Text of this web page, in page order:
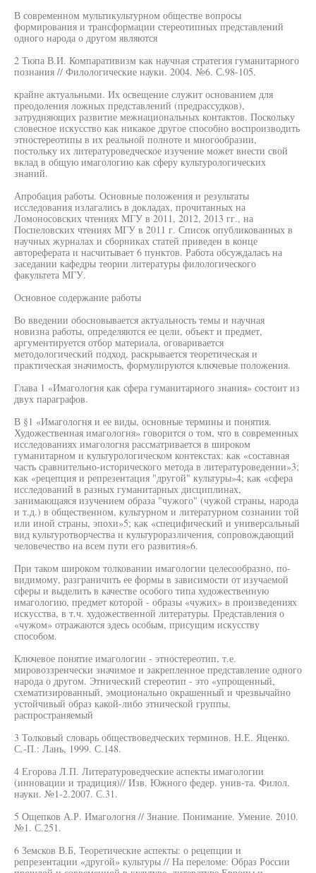
В современном мультикультурном обществе вопросы
формирования и трансформации стереотипных представлений
одного народа о другом являются
2 Тюпа В.И. Компаративизм как научная стратегия гуманитарного
познания // Филологические науки. 2004. №6. С.98-105.
крайне актуальными. Их освещение служит основанием для
преодоления ложных представлений (предрассудков),
затрудняющих развитие межнациональных контактов. Поскольку
словесное искусство как никакое другое способно воспроизводить
этностереотипы в их реальной полноте и многообразии,
постольку их литературоведческое изучение может внести свой
вклад в общую имагологию как сферу культурологических
знаний.
Апробация работы. Основные положения и результаты
исследования излагались в докладах, прочитанных на
Ломоносовских чтениях МГУ в 2011, 2012, 2013 гг., на
Поспеловских чтениях МГУ в 2011 г. Список опубликованных в
научных журналах и сборниках статей приведен в конце
автореферата и насчитывает 6 пунктов. Работа обсуждалась на
заседании кафедры теории литературы филологического
факультета МГУ.
Основное содержание работы
Во введении обосновывается актуальность темы и научная
новизна работы, определяются ее цели, объект и предмет,
аргументируется отбор материала, оговаривается
методологический подход, раскрывается теоретическая и
практическая значимость, формулируются ключевые положения.
Глава 1 «Имагологня как сфера гуманитарного знания» состоит из
двух параграфов.
В §1 «Имагологня и ее виды, основные термины и понятия.
Художественная имагологня» говорится о том, что в современных
исследованиях имагологня рассматривается в широком
гуманитарном и культурологическом контекстах: как «составная
часть сравнительно-исторического метода в литературоведении»3;
как «рецепция и репрезентация "другой" культуры»4; как «сфера
исследований в разных гуманитарных дисциплинах,
занимающаяся изучением образа "чужого" (чужой страны, народа
и т.д.) в общественном, культурном и литературном сознании той
или иной страны, эпохи»5; как «специфический и универсальный
вид культуротворчества и культуроразличения, сопровождающий
человечество на всем пути его развития»6.
При таком широком толковании имагологии целесообразно, по-
видимому, разграничить ее формы в зависимости от изучаемой
сферы и выделить в качестве особого типа художественную
имагологию, предмет которой - образы «чужих» в произведениях
искусства, в т.ч. художественной литературы. Представления о
«чужом» отражаются здесь особым, присущим искусству
способом.
Ключевое понятие имагологии - этностереотип, т.е.
мировоззренчески значимое и закрепленное представление одного
народа о другом. Этнический стереотип - это «упрощенный,
схематизированный, эмоционально окрашенный и чрезвычайно
устойчивый образ какой-либо этнической группы,
распространяемый
3 Толковый словарь обществоведческих терминов. Н.Е. Яценко.
С.-П.: Лань, 1999. С.148.
4 Егорова Л.П. Литературоведческие аспекты имагологии
(инновации и традиция)// Изв. Южного федер. унив-та. Филол.
науки. №1-2.2007. С.31.
5 Ощепков А.Р. Имагологня // Знание. Понимание. Умение. 2010.
№1. С.251.
6 Земсков В.Б, Теоретические аспекты: о рецепции и
репрезентации «другой» культуры // На переломе: Образ России